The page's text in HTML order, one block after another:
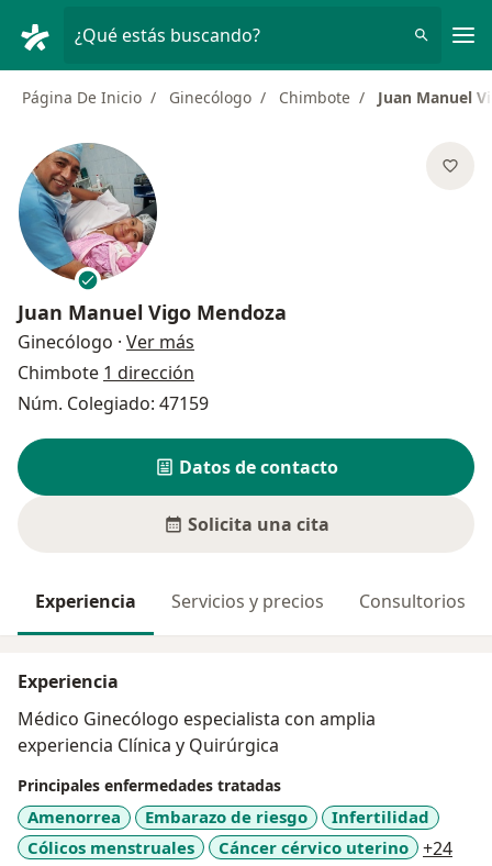
¿Qué estás buscando?
Página De Inicio Ginecólogo Chimbote Juan Manuel
Juan Manuel Vigo Mendoza
Ginecólogo · Ver más
Chimbote 1 dirección
Núm. Colegiado: 47159
Datos de contacto
Solicita una cita
Experiencia Servicios y precios Consultorios
Experiencia
Médico Ginecólogo especialista con amplia
experiencia Clínica y Quirúrgica
Principales enfermedades tratadas
Amenorrea Embarazo de riesgo
Infertilidad
Cólicos menstruales
Cáncer cérvico uterino +24